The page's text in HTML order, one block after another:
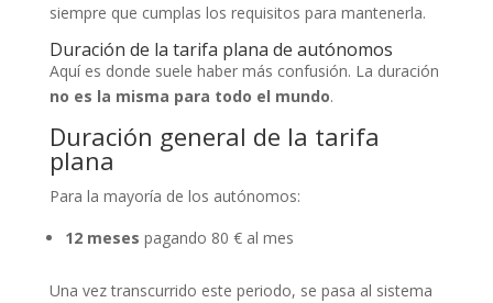
siempre que cumplas los requisitos para mantenerla.
Duración de la tarifa plana de autónomos
Aquí es donde suele haber más confusión. La duración
no es la misma para todo el mundo.
Duración general de la tarifa
plana
Para la mayoría de los autónomos:
12 meses pagando 80 € al mes
Una vez transcurrido este periodo, se pasa al sistema